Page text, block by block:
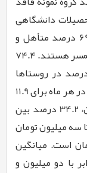
دارای تحصیلات دانشگاهی
هستند. 23.9 درصد پاسخگویان مجرد، 69.8 درصد متأهل و
6.3 درصد بدون همسر بر اثر طلاق یا فوت همسر هستند. 74.4
پاسخگویان در نقاط شهری و 25.6 درصد در روستاها
سکونت دارند. سرانه هزینه فرد در خانواده در هر ماه برای 11.9
درصد پاسخگویان کمتر از یک میلیون تومان، 34.2 درصد بین
درصد بین دو تا سه میلیون تومان
است. میانگین
با دو میلیون و